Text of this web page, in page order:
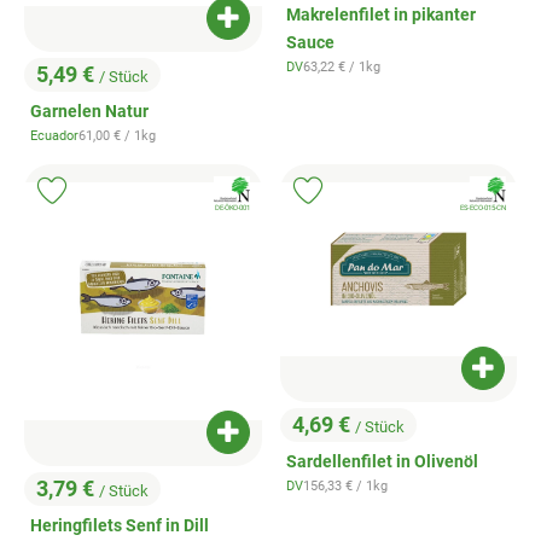
, Preis:
5,49 € / Stück
Garnelen Natur
, Herkunft:
Ecuador, Referenzpreis:
61,00 € / 1kg
Produkt zum Warenkorb hinzufügen
Makrelenfilet in pikanter
Sauce
, Herkunft:
DV, Referenzpreis:
63,22 € / 1kg
, Preis:
3,79 € / Stück
Heringfilets Senf in Dill
Produkt zum Warenkorb hinzufügen
, Verband:
, Kontrollstelle:
DE-ÖKO-001
Produkt zu Favouriten hinzufügen
, Preis:
4,69 € / Stück
Sardellenfilet in Olivenöl
, Herkunft:
DV, Referenzpreis:
156,33 € / 1kg
, Verband:
, Kontrollstelle:
ES-ECO-015-CN
Produkt zu Favouriten hinzufügen